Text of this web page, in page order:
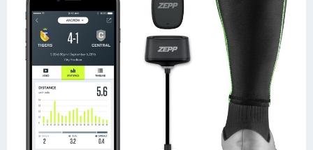
Много картинок...
Футбол
Баскетбол
Хоккей
Велогонки